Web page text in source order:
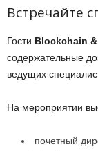
Встречайте
Гости Blockchain
содержательные
ведущих
На мероприятии
почетный